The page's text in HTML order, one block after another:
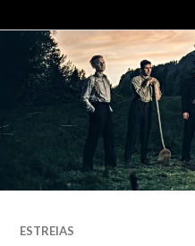
ESTREIAS